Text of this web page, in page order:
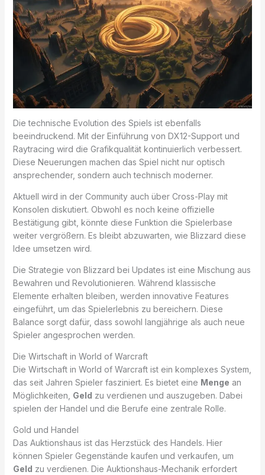
Die technische Evolution des Spiels ist ebenfalls
beeindruckend. Mit der Einführung von DX12-Support und
Raytracing wird die Grafikqualität kontinuierlich verbessert.
Diese Neuerungen machen das Spiel nicht nur optisch
ansprechender, sondern auch technisch moderner.
Aktuell wird in der Community auch über Cross-Play mit
Konsolen diskutiert. Obwohl es noch keine offizielle
Bestätigung gibt, könnte diese Funktion die Spielerbase
weiter vergrößern. Es bleibt abzuwarten, wie Blizzard diese
Idee umsetzen wird.
Die Strategie von Blizzard bei Updates ist eine Mischung aus
Bewahren und Revolutionieren. Während klassische
Elemente erhalten bleiben, werden innovative Features
eingeführt, um das Spielerlebnis zu bereichern. Diese
Balance sorgt dafür, dass sowohl langjährige als auch neue
Spieler angesprochen werden.
Die Wirtschaft in World of Warcraft
Die Wirtschaft in World of Warcraft ist ein komplexes System,
das seit Jahren Spieler fasziniert. Es bietet eine Menge an
Möglichkeiten, Geld zu verdienen und auszugeben. Dabei
spielen der Handel und die Berufe eine zentrale Rolle.
Gold und Handel
Das Auktionshaus ist das Herzstück des Handels. Hier
können Spieler Gegenstände kaufen und verkaufen, um
Geld zu verdienen. Die Auktionshaus-Mechanik erfordert